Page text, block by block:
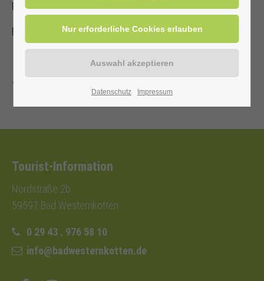
Evergreens durch den Abend.
Eintritt frei
Tourist-Information
Nordstraße 2b
59597 Bad Westernkotten
0 29 43 . 976 58 10
info@badwesternkotten.de
Datenschutz Impressum